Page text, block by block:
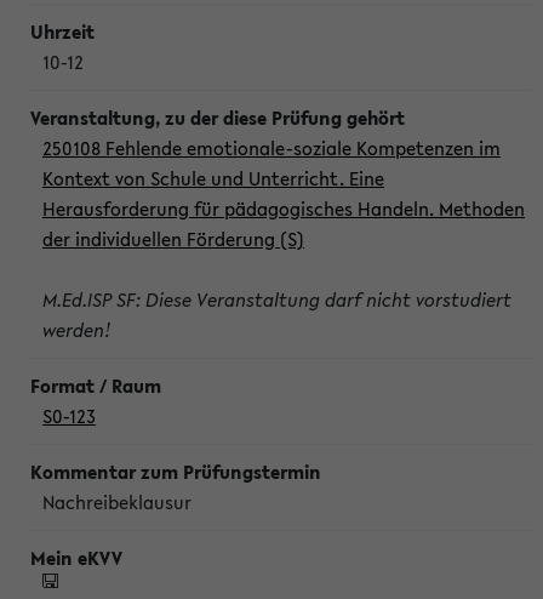
10-12
250108 Fehlende emotionale-soziale Kompetenzen im
Kontext von Schule und Unterricht. Eine
Herausforderung für pädagogisches Handeln. Methoden
der individuellen Förderung (S)
M.Ed.ISP SF: Diese Veranstaltung darf nicht vorstudiert
werden!
S0-123
Nachreibeklausur